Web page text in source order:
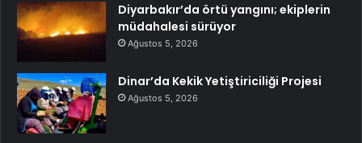
Diyarbakır’da örtü yangını; ekiplerin
müdahalesi sürüyor
Ağustos 5, 2026
Dinar’da Kekik Yetiştiriciliği Projesi
Ağustos 5, 2026